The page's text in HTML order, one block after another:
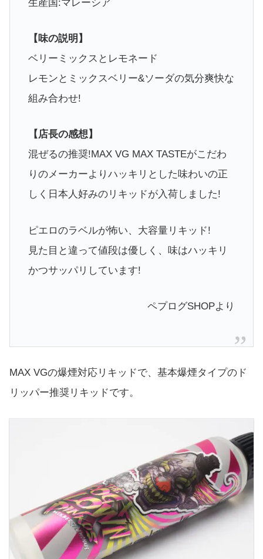
生産国:マレーシア
【味の説明】
ベリーミックスとレモネード
レモンとミックスベリー&ソーダの気分爽快な
組み合わせ!
【店長の感想】
混ぜるの推奨!MAX VG MAX TASTEがこだわ
りのメーカーよりハッキリとした味わいの正
しく日本人好みのリキッドが入荷しました!
ピエロのラベルが怖い、大容量リキッド!
見た目と違って値段は優しく、味はハッキリ
かつサッパリしています!
ペプログSHOPより
MAX VGの爆煙対応リキッドで、基本爆煙タイプのド
リッパー推奨リキッドです。